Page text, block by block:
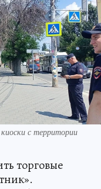
с территории
торговые